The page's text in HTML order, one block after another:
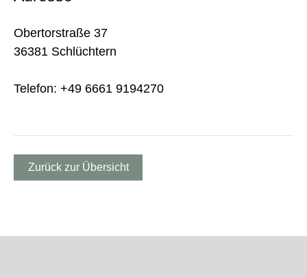
Obertorstraße 37
36381 Schlüchtern
Telefon: +49 6661 9194270
Zurück zur Übersicht